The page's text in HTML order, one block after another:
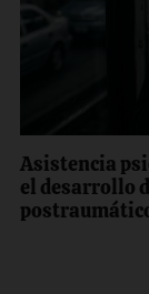
Asistencia
el desarrollo